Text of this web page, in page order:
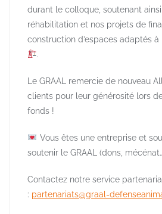
durant le colloque, soutenant
réhabilitation et nos projets de
construction d’espaces adaptés
.
Le GRAAL remercie de nouveau
clients pour leur générosité lors
fonds !
Vous êtes une entreprise et
soutenir le GRAAL (dons,
Contactez notre service
: partenariats@graal-